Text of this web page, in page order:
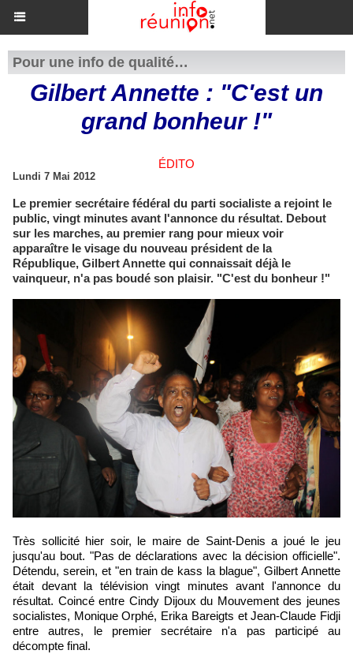
Pour une info de qualité…
Gilbert Annette : "C'est un
grand bonheur !"
ÉDITO
Lundi 7 Mai 2012
Le premier secrétaire fédéral du parti socialiste a rejoint le
public, vingt minutes avant l'annonce du résultat. Debout
sur les marches, au premier rang pour mieux voir
apparaître le visage du nouveau président de la
République, Gilbert Annette qui connaissait déjà le
vainqueur, n'a pas boudé son plaisir. "C'est du bonheur !"
Très sollicité hier soir, le maire de Saint-Denis a joué le jeu
jusqu'au bout. "Pas de déclarations avec la décision officielle".
Détendu, serein, et "en train de kass la blague", Gilbert Annette
était devant la télévision vingt minutes avant l'annonce du
résultat. Coincé entre Cindy Dijoux du Mouvement des jeunes
socialistes, Monique Orphé, Erika Bareigts et Jean-Claude Fidji
entre autres, le premier secrétaire n'a pas participé au
décompte final.